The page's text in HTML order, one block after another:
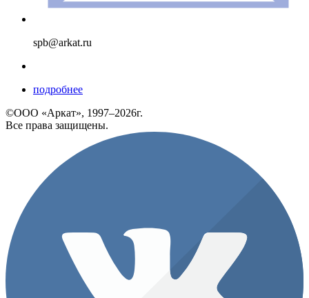
spb@arkat.ru
подробнее
©ООО «Аркат», 1997–2026г.
Все права защищены.